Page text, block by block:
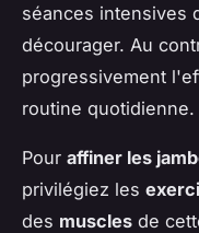
séances intensives
décourager. Au
progressivement
routine quotidienne.
Pour affiner les
privilégiez les
des muscles de